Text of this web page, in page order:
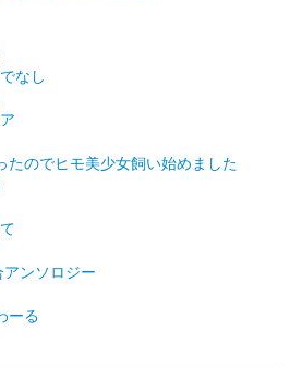
なし
たのでヒモ美少女飼い始めました
ンソロジー
ーる